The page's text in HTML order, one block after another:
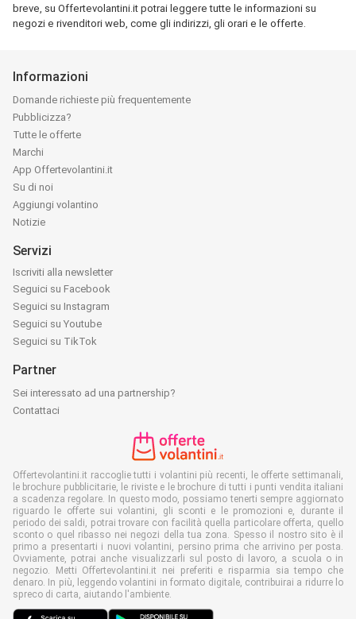
breve, su Offertevolantini.it potrai leggere tutte le informazioni su
negozi e rivenditori web, come gli indirizzi, gli orari e le offerte.
Informazioni
Domande richieste più frequentemente
Pubblicizza?
Tutte le offerte
Marchi
App Offertevolantini.it
Su di noi
Aggiungi volantino
Notizie
Servizi
Iscriviti alla newsletter
Seguici su Facebook
Seguici su Instagram
Seguici su Youtube
Seguici su TikTok
Partner
Sei interessato ad una partnership?
Contattaci
Offertevolantini.it raccoglie tutti i volantini più recenti, le offerte settimanali,
le brochure pubblicitarie, le riviste e le brochure di tutti i punti vendita italiani
a scadenza regolare. In questo modo, possiamo tenerti sempre aggiornato
riguardo le offerte sui volantini, gli sconti e le promozioni e, durante il
periodo dei saldi, potrai trovare con facilità quella particolare offerta, quello
sconto o quel ribasso nei negozi della tua zona. Spesso il nostro sito è il
primo a presentarti i nuovi volantini, persino prima che arrivino per posta.
Ovviamente, potrai anche visualizzarli sul posto di lavoro, a scuola o in
negozio. Metti Offertevolantini.it nei preferiti e risparmia sia tempo che
denaro. In più, leggendo volantini in formato digitale, contribuirai a ridurre lo
spreco di carta, aiutando l'ambiente.